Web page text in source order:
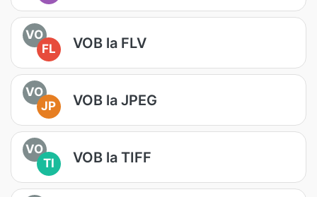
VO
FL
VOB la FLV
VO
JP
VOB la JPEG
VO
TI
VOB la TIFF